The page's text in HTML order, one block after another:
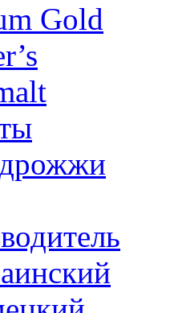
Gold